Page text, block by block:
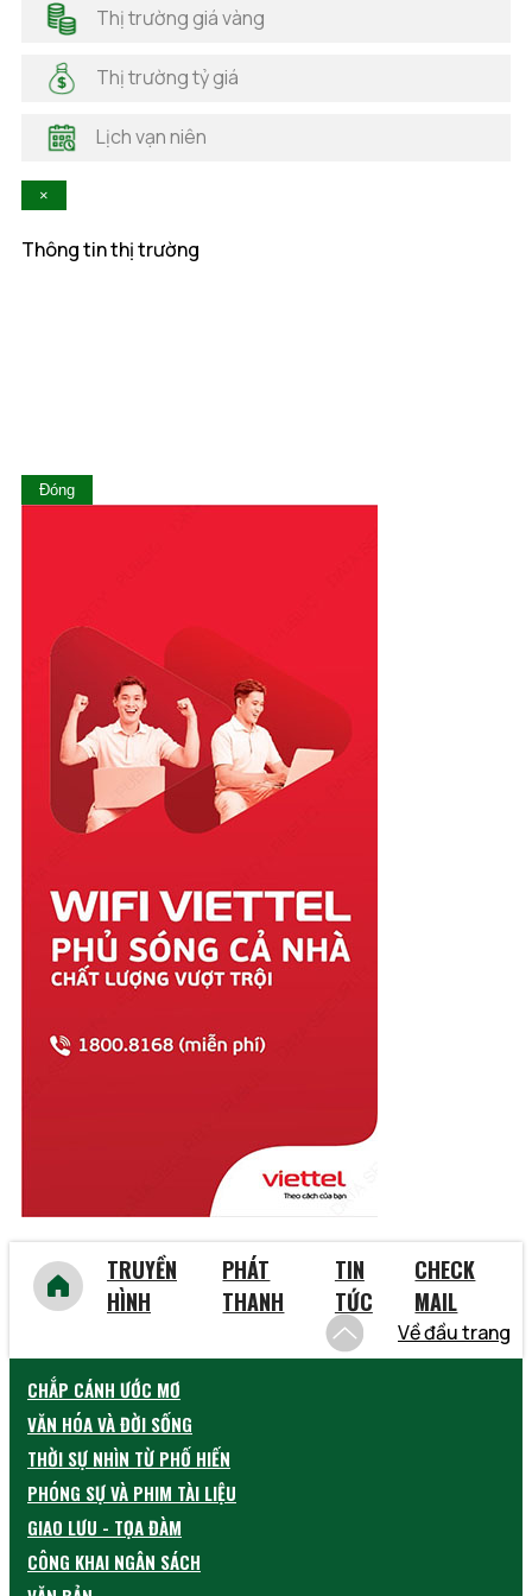
Hải Phòng
Hà Tĩnh
Hòa Bình
Lai Châu
Quảng Ngãi
Quảng Ninh
Quảng Trị
Sóc Trăng
Sơn La
Tây Ninh
Thái Bình
Thái Nguyên
Thừa Thiên Huế
Tiền Giang
Trà Vinh
Tuyên Quang
Vĩnh Phúc
Vũng Tàu
Thị trường giá vàng
Thị trường tỷ giá
Lịch vạn niên
×
Thông tin thị trường
Đóng
TRUYỀN
HÌNH
PHÁT
THANH
TIN
TỨC
CHECK
MAIL
Về đầu trang
CHẮP CÁNH ƯỚC MƠ
VĂN HÓA VÀ ĐỜI SỐNG
THỜI SỰ NHÌN TỪ PHỐ HIẾN
PHÓNG SỰ VÀ PHIM TÀI LIỆU
GIAO LƯU - TỌA ĐÀM
CÔNG KHAI NGÂN SÁCH